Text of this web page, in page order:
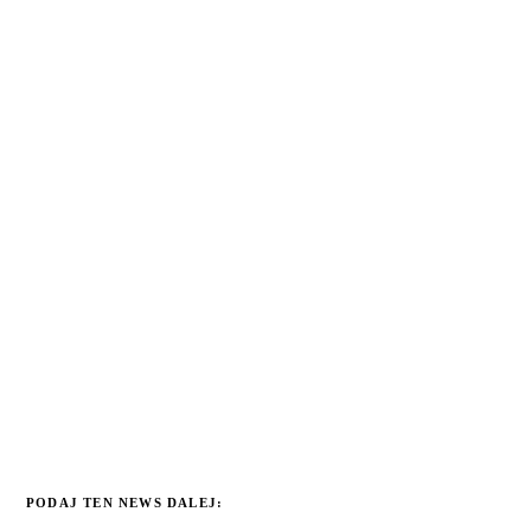
PODAJ TEN NEWS DALEJ: